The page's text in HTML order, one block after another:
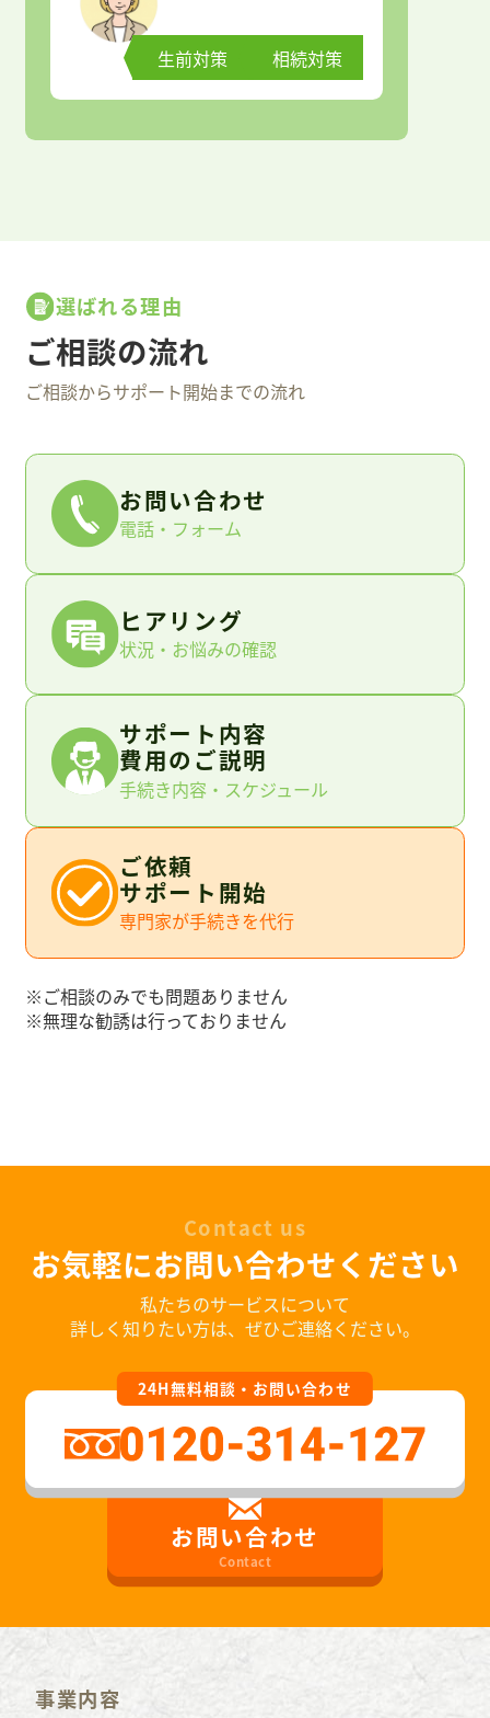
お問合わせ
Contact
生前対策 相続対策
選ばれる理由
ご相談の流れ
ご相談からサポート開始までの流れ
お問い合わせ
電話・フォーム
ヒアリング
状況・お悩みの確認
サポート内容
費用のご説明
手続き内容・スケジュール
ご依頼
サポート開始
専門家が手続きを代行
※ご相談のみでも問題ありません
※無理な勧誘は行っておりません
Contact us
お気軽にお問い合わせください
私たちのサービスについて
詳しく知りたい方は、ぜひご連絡ください。
24H無料相談・お問い合わせ
お問い合わせ
Contact
事業内容